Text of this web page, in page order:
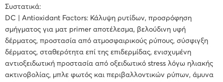
Συστατικά:
DC | Antioxidant Factors: Κάλυψη ρυτίδων, προσρόφηση
σμήγματος για ματ primer αποτέλεσμα, βελούδινη υφή
δέρματος, προστασία από ατμοσφαιρικούς ρύπους, σύσφιγξη
δέρματος, σταθερότητα επί της επιδερμίδας, ενισχυμένη
αντιοξειδωτική προστασία από οξειδωτικό stress λόγω ηλιακής
ακτινοβολίας, μπλε φωτός και περιβαλλοντικών ρύπων, άμυνα